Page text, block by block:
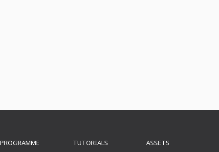
PROGRAMME
TUTORIALS
ASSETS